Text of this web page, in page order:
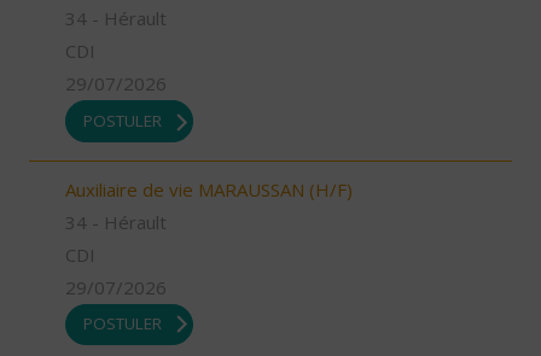
34 - Hérault
CDI
29/07/2026
POSTULER
Auxiliaire de vie MARAUSSAN (H/F)
34 - Hérault
CDI
29/07/2026
POSTULER